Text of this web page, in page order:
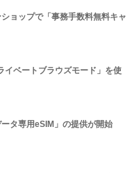
ョップで「事務手数料無料キャ
イベートブラウズモード」を使
タ専用eSIM」の提供が開始